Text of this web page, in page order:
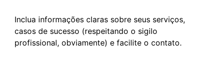
Inclua informações claras sobre seus serviços,
casos de sucesso (respeitando o sigilo
profissional, obviamente) e facilite o contato.